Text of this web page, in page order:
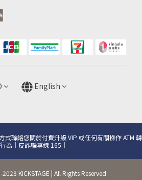
English
式聯絡您關於付費升級 VIP 或任何有關操作 ATM 轉
為｜反詐騙專線 165｜
KICKSTAGE | All Rights Reserved